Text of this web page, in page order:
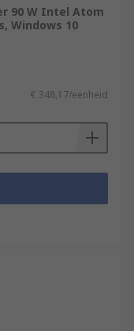
90 W Intel Atom
Windows 10
€ 348,17/eenheid